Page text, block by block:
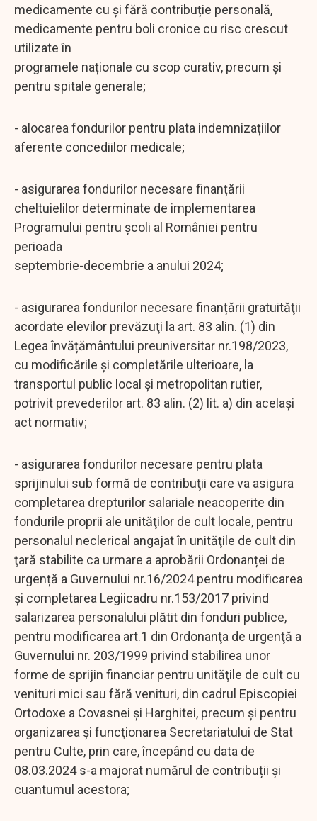
medicamente cu și fără contribuție personală,
medicamente pentru boli cronice cu risc crescut
utilizate în
programele naționale cu scop curativ, precum și
pentru spitale generale;
- alocarea fondurilor pentru plata indemnizațiilor
aferente concediilor medicale;
- asigurarea fondurilor necesare finanțării
cheltuielilor determinate de implementarea
Programului pentru școli al României pentru
perioada
septembrie-decembrie a anului 2024;
- asigurarea fondurilor necesare finanțării gratuităţii
acordate elevilor prevăzuţi la art. 83 alin. (1) din
Legea învățământului preuniversitar nr.198/2023,
cu modificările și completările ulterioare, la
transportul public local şi metropolitan rutier,
potrivit prevederilor art. 83 alin. (2) lit. a) din acelaşi
act normativ;
- asigurarea fondurilor necesare pentru plata
sprijinului sub formă de contribuţii care va asigura
completarea drepturilor salariale neacoperite din
fondurile proprii ale unităţilor de cult locale, pentru
personalul neclerical angajat în unităţile de cult din
ţară stabilite ca urmare a aprobării Ordonanței de
urgență a Guvernului nr.16/2024 pentru modificarea
şi completarea Legiicadru nr.153/2017 privind
salarizarea personalului plătit din fonduri publice,
pentru modificarea art.1 din Ordonanţa de urgenţă a
Guvernului nr. 203/1999 privind stabilirea unor
forme de sprijin financiar pentru unităţile de cult cu
venituri mici sau fără venituri, din cadrul Episcopiei
Ortodoxe a Covasnei şi Harghitei, precum şi pentru
organizarea şi funcţionarea Secretariatului de Stat
pentru Culte, prin care, începând cu data de
08.03.2024 s-a majorat numărul de contribuții și
cuantumul acestora;